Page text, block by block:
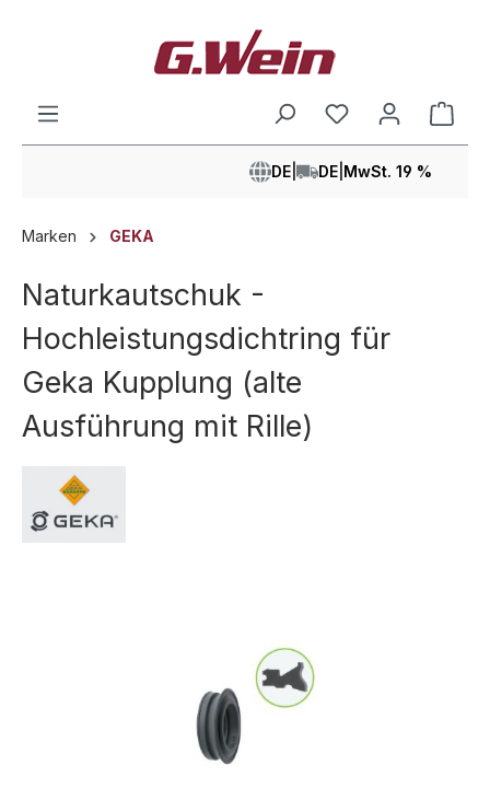
DE DE MwSt. 19 %
Marken GEKA
Naturkautschuk -
Hochleistungsdichtring für
Geka Kupplung (alte
Ausführung mit Rille)